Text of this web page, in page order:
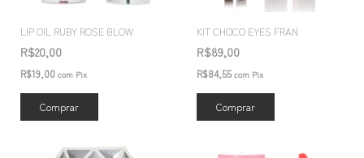
LIP OIL RUBY ROSE BLOW
R$20,00
R$19,00 com Pix
Comprar
KIT CHOCO EYES FRAN
R$89,00
R$84,55com Pix